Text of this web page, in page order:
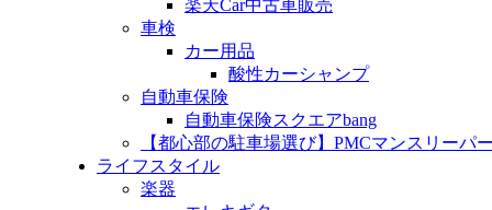
楽天Car中古車販売
車検
カー用品
酸性カーシャンプ
自動車保険
自動車保険スクエアbang
【都心部の駐車場選び】PMCマンスリーパ
ライフスタイル
楽器